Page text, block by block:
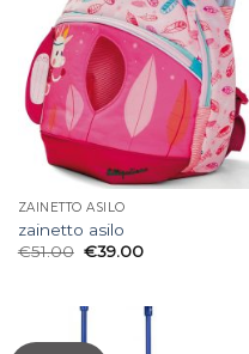
ZAINETTO ASILO
zainetto asilo
€51.00 €39.00